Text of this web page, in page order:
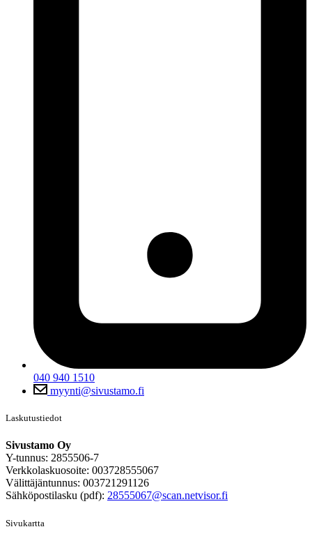
040 940 1510
myynti@sivustamo.fi
Laskutustiedot
Sivustamo Oy
Y-tunnus: 2855506-7
Verkkolaskuosoite: 003728555067
Välittäjäntunnus: 003721291126
Sähköpostilasku (pdf): 28555067@scan.netvisor.fi
Sivukartta